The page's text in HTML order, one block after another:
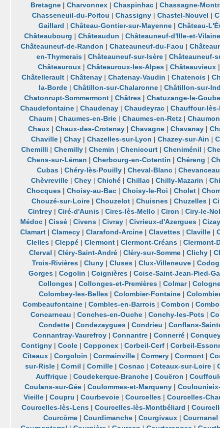
Bretagne| Charvonnex| Chaspinhac| Chassagne-
Chasseneuil-du-Poitou | Chassigny| Chastel-Nouvel |
Gaillard | Château-Gontier-sur-Mayenne| Château-
Châteaubourg | Châteaudun | Châteauneuf-d'Ille-et-Vilaine
Châteauneuf-de-Randon |Chateauneuf-du-Faou |
en-Thymerais |Châteauneuf-sur-Isère |Châteauneuf-
Châteauroux| Châteauroux-les-Alpes| Châteauvieux
Châtellerault |Châtenay |Chatenay-Vaudin |Chatenois |
la-Borde |Châtillon-sur-Chalaronne |Châtillon-sur-
Chatonrupt-Sommermont| Châtres| Chatuzange-le-
Chaudefontaine |Chaudenay |Chaudeyrac |Chauffour-
Chaum| Chaumes-en-Brie| Chaumes-en-Retz|
Chaux| Chaux-des-Crotenay| Chavagne| Chavanay|
Chaville| Chay| Chazelles-sur-Lyon | Chazey-sur-Ain |
Chemilli |Chemilly |Chemin |Chenicourt |Cheniménil |
Chens-sur-Léman | Cherbourg-en-Cotentin | Chéreng |
Cubas| Chéry-lès-Pouilly| Cheval-Blanc|
Chèvreville| Chey| Chiché| Chillac| Chilly-Mazarin |
Chocques |Choisy-au-Bac |Choisy-le-Roi |Cholet |
Chouzé-sur-Loire| Chouzelot| Chuisnes| Chuzelles|
Cintrey |Ciré-d'Aunis |Cires-lès-Mello |Ciron |Ciry-le-
Médoc| Cissé| Civens| Civray| Civrieux-d'Azergues|
Clamart| Clamecy| Clarafond-Arcine| Clavettes| Claville|
Clelles |Cleppé |Clermont |Clermont-Créans |Clermont-
Clerval | Cléry-Saint-André| Cléry-sur-Somme| Clichy|
Trois-Rivières| Cluny| Cluses| Clux-Villeneuve|
Gorges |Cogolin |Coignières |Coise-Saint-Jean-Pied-
Collonges |Collonges-et-Premières |Colmar|
Colombey-les-Belles |Colombier-Fontaine |
Combeaufontaine |Combles-en-Barrois |Combon |
Concarneau |Conches-en-Ouche |Conchy-les-Pots |
Condette |Condezaygues |Condrieu |Conflans-
Connantray-Vaurefroy| Connantre| Connerré|
Contigny |Coole |Copponex |Corbeil-Cerf |Corbeil-
Cîteaux| Corgoloin | Cormainville| Cormery| Cormont|
sur-Risle |Cornil |Cornille |Cosnac |Coteaux-sur-Loire |
Auffrique| Coudekerque-Branche| Couëron |
Coulans-sur-Gée |Coulommes-et-Marqueny |
Vieille |Coupru |Courbevoie |Courcelles |Courcelles-
Courcelles-lès-Lens |Courcelles-lès-Montbéliard |
Courcôme| Courdimanche| Courgivaux| Cournanel